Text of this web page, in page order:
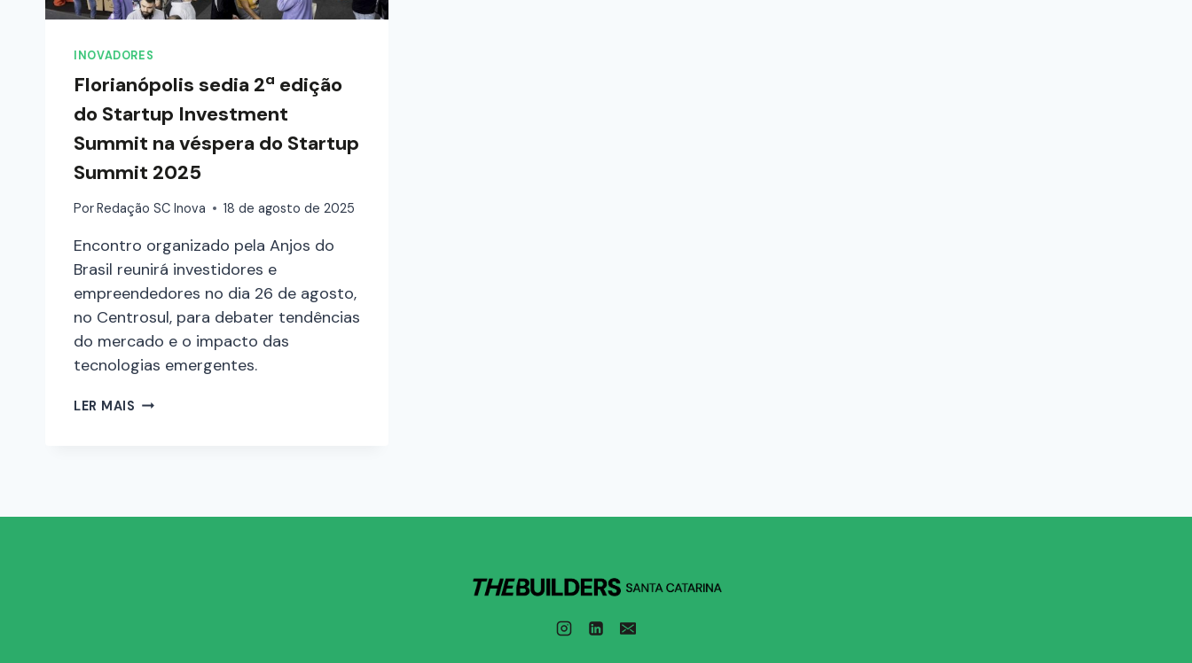
INOVADORES
Florianópolis sedia 2ª edição
do Startup Investment
Summit na véspera do Startup
Summit 2025
PorRedação SC Inova 18 de agosto de 2025
Encontro organizado pela Anjos do
Brasil reunirá investidores e
empreendedores no dia 26 de agosto,
no Centrosul, para debater tendências
do mercado e o impacto das
tecnologias emergentes.
LER MAIS